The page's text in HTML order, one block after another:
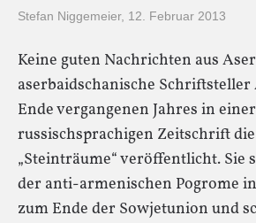
Stefan Niggemeier, 12. Februar 2013
Keine guten Nachrichten aus
aserbaidschanische
Ende vergangenen Jahres in einer
russischsprachigen Zeitschrift
„Steinträume“ veröffentlicht. Sie
der anti-armenischen Pogrome
zum Ende der Sowjetunion und